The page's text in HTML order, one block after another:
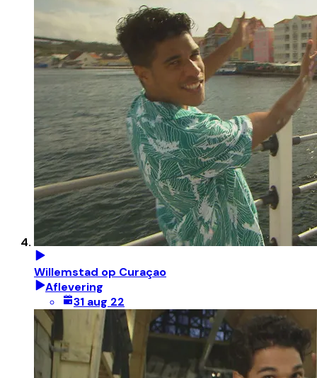
Willemstad op Curaçao
Aflevering
31 aug 22